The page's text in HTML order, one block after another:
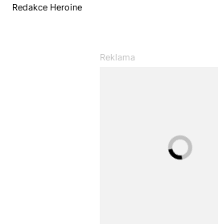
Redakce Heroine